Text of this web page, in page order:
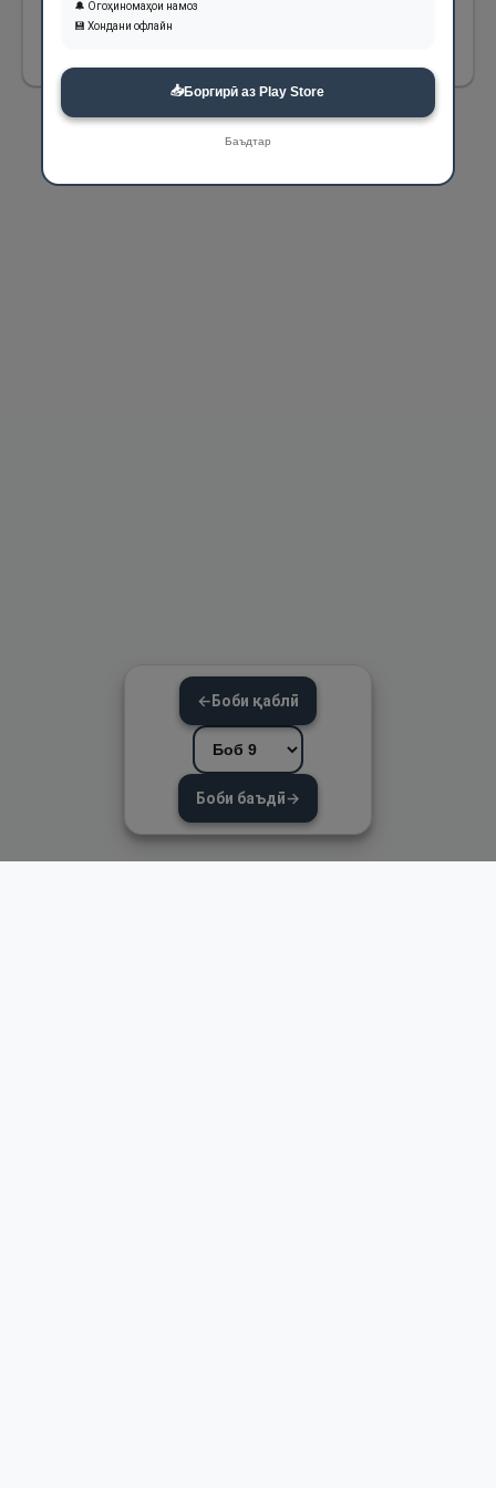
←Боби қаблӣ
Боби баъдӣ→
🔔 Огоҳиномаҳои намоз
💾 Хондани офлайн
📥Боргирӣ аз Play Store
Баъдтар